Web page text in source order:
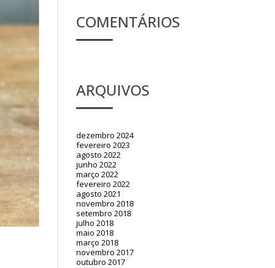
COMENTÁRIOS
ARQUIVOS
dezembro 2024
fevereiro 2023
agosto 2022
junho 2022
março 2022
fevereiro 2022
agosto 2021
novembro 2018
setembro 2018
julho 2018
maio 2018
março 2018
novembro 2017
outubro 2017